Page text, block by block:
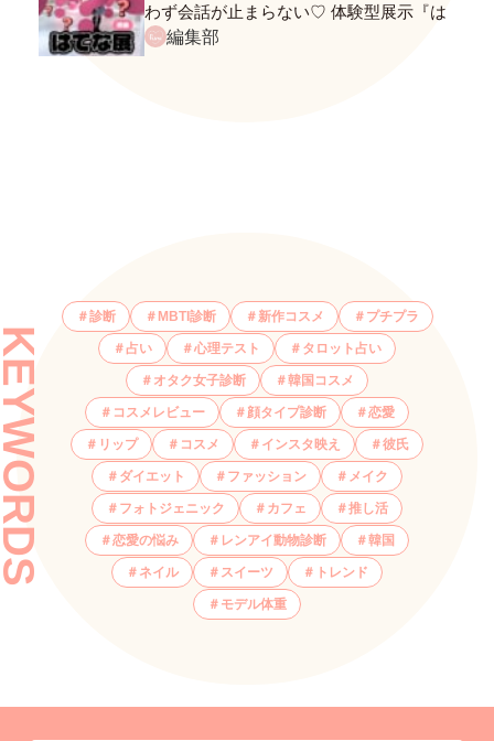
わず会話が止まらない♡ 体験型展示『は
てな展』に行ってきたレポ
編集部
診断 MBTI診断 新作コスメ プチプラ
占い 心理テスト タロット占い
オタク女子診断 韓国コスメ
コスメレビュー 顔タイプ診断 恋愛
リップ コスメ インスタ映え 彼氏
ダイエット ファッション メイク
フォトジェニック カフェ 推し活
恋愛の悩み レンアイ動物診断 韓国
ネイル スイーツ トレンド
モデル体重